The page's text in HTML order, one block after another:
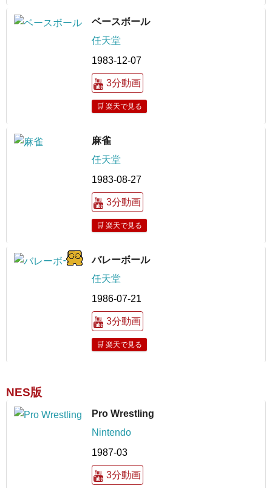
ベースボール
任天堂
1983-12-07
3分動画
🛒 楽天で見る
麻雀
任天堂
1983-08-27
3分動画
🛒 楽天で見る
バレーボール
任天堂
1986-07-21
3分動画
🛒 楽天で見る
NES版
Pro Wrestling
Nintendo
1987-03
3分動画